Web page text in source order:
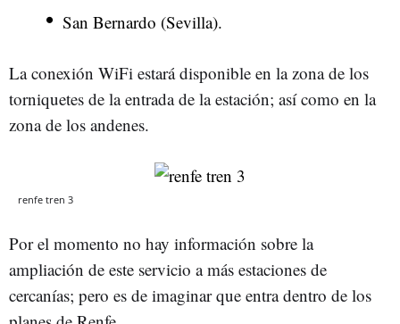
San Bernardo (Sevilla).
La conexión WiFi estará disponible en la zona de los
torniquetes de la entrada de la estación; así como en la
zona de los andenes.
renfe tren 3
Por el momento no hay información sobre la
ampliación de este servicio a más estaciones de
cercanías; pero es de imaginar que entra dentro de los